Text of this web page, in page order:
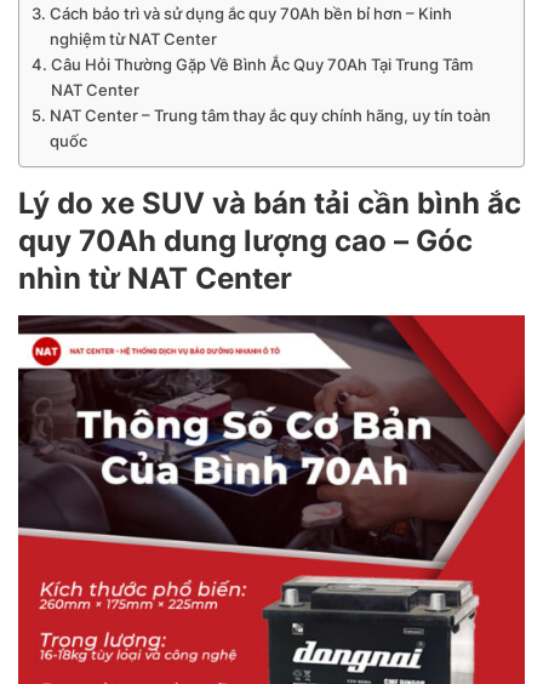
Cách bảo trì và sử dụng ắc quy 70Ah bền bỉ hơn – Kinh
nghiệm từ NAT Center
Câu Hỏi Thường Gặp Về Bình Ắc Quy 70Ah Tại Trung Tâm
NAT Center
NAT Center – Trung tâm thay ắc quy chính hãng, uy tín toàn
quốc
Lý do xe SUV và bán tải cần bình ắc
quy 70Ah dung lượng cao – Góc
nhìn từ NAT Center